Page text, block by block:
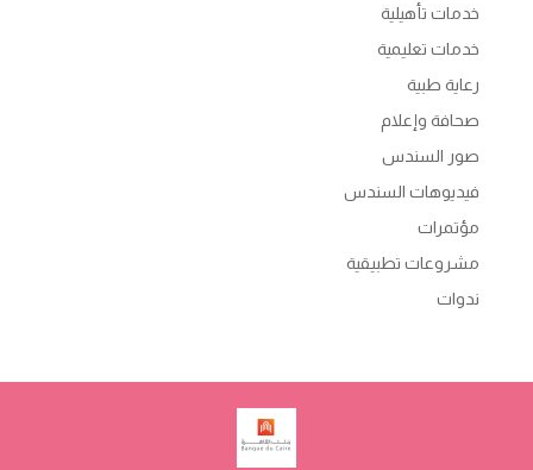
خدمات تأهيلية
خدمات تعليمية
رعاية طبية
صحافة وإعلام
صور السندس
فيديوهات السندس
مؤتمرات
مشروعات تطبيقية
ندوات